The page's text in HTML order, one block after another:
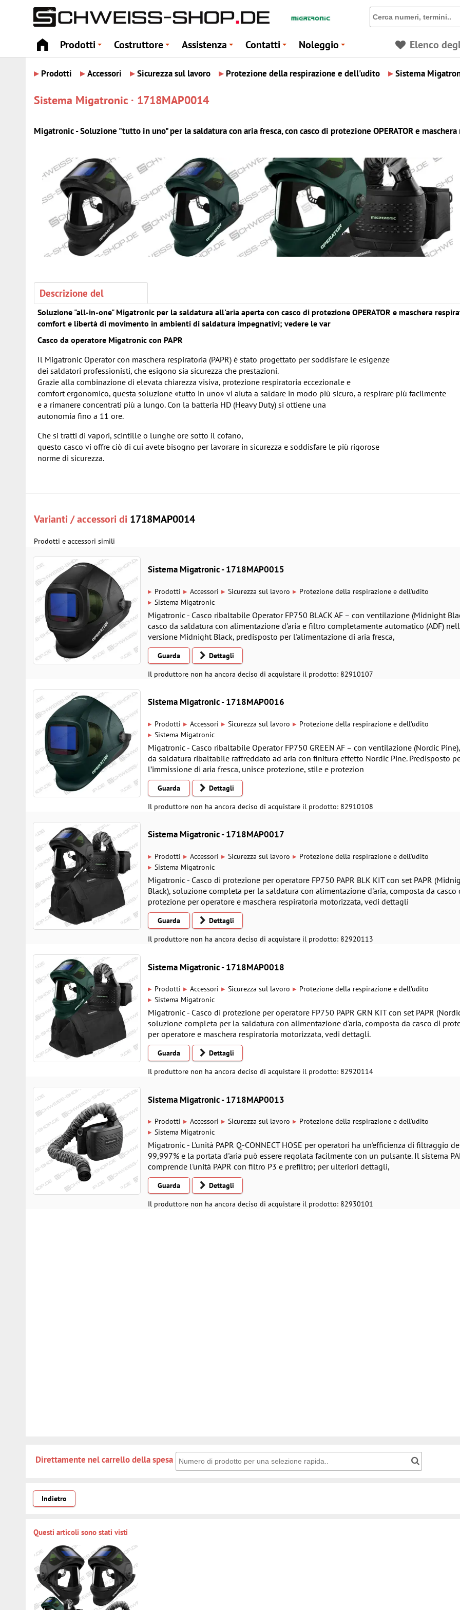
Prodotti Costruttore Assistenza Contatti Noleggio Elenco
▸ Prodotti ▸ Accessori ▸ Sicurezza sul lavoro ▸ Protezione della respirazione e dell'udito ▸ Sistema
Sistema Migatronic · 1718MAP0014
Migatronic - Soluzione "tutto in uno" per la saldatura con aria fresca, con casco di protezione OPERATOR e
Descrizione del
Soluzione "all-in-one" Migatronic per la saldatura all'aria aperta con casco di protezione OPERATOR e maschera
comfort e libertà di movimento in ambienti di saldatura impegnativi; vedere le var
Casco da operatore Migatronic con PAPR
Il Migatronic Operator con maschera respiratoria (PAPR) è stato progettato per soddisfare le esigenze
dei saldatori professionisti, che esigono sia sicurezza che prestazioni.
Grazie alla combinazione di elevata chiarezza visiva, protezione respiratoria eccezionale e
comfort ergonomico, questa soluzione «tutto in uno» vi aiuta a saldare in modo più sicuro, a respirare più facilmente
e a rimanere concentrati più a lungo. Con la batteria HD (Heavy Duty) si ottiene una
autonomia fino a 11 ore.
Che si tratti di vapori, scintille o lunghe ore sotto il cofano,
questo casco vi offre ciò di cui avete bisogno per lavorare in sicurezza e soddisfare le più rigorose
norme di sicurezza.
Varianti / accessori di 1718MAP0014
Prodotti e accessori simili
Sistema Migatronic - 1718MAP0015
▸ Prodotti ▸ Accessori ▸ Sicurezza sul lavoro ▸ Protezione della respirazione e dell'udito
▸ Sistema Migatronic
Migatronic - Casco ribaltabile Operator FP750 BLACK AF – con ventilazione (Midnight
casco da saldatura con alimentazione d'aria e filtro completamente automatico (ADF)
versione Midnight Black, predisposto per l'alimentazione di aria fresca,
Guarda
Dettagli
Il produttore non ha ancora deciso di acquistare il prodotto: 82910107
Sistema Migatronic - 1718MAP0016
▸ Prodotti ▸ Accessori ▸ Sicurezza sul lavoro ▸ Protezione della respirazione e dell'udito
▸ Sistema Migatronic
Migatronic - Casco ribaltabile Operator FP750 GREEN AF – con ventilazione (Nordic
da saldatura ribaltabile raffreddato ad aria con finitura effetto Nordic Pine. Predisposto
l’immissione di aria fresca, unisce protezione, stile e protezion
Guarda
Dettagli
Il produttore non ha ancora deciso di acquistare il prodotto: 82910108
Sistema Migatronic - 1718MAP0017
▸ Prodotti ▸ Accessori ▸ Sicurezza sul lavoro ▸ Protezione della respirazione e dell'udito
▸ Sistema Migatronic
Migatronic - Casco di protezione per operatore FP750 PAPR BLK KIT con set PAPR
Black), soluzione completa per la saldatura con alimentazione d'aria, composta da casco
protezione per operatore e maschera respiratoria motorizzata, vedi dettagli
Guarda
Dettagli
Il produttore non ha ancora deciso di acquistare il prodotto: 82920113
Sistema Migatronic - 1718MAP0018
▸ Prodotti ▸ Accessori ▸ Sicurezza sul lavoro ▸ Protezione della respirazione e dell'udito
▸ Sistema Migatronic
Migatronic - Casco di protezione per operatore FP750 PAPR GRN KIT con set PAPR
soluzione completa per la saldatura con alimentazione d'aria, composta da casco di
per operatore e maschera respiratoria motorizzata, vedi dettagli.
Guarda
Dettagli
Il produttore non ha ancora deciso di acquistare il prodotto: 82920114
Sistema Migatronic - 1718MAP0013
▸ Prodotti ▸ Accessori ▸ Sicurezza sul lavoro ▸ Protezione della respirazione e dell'udito
▸ Sistema Migatronic
Migatronic - L'unità PAPR Q-CONNECT HOSE per operatori ha un'efficienza di filtraggio
99,997% e la portata d'aria può essere regolata facilmente con un pulsante. Il sistema
comprende l'unità PAPR con filtro P3 e prefiltro; per ulteriori dettagli,
Guarda
Dettagli
Il produttore non ha ancora deciso di acquistare il prodotto: 82930101
Direttamente nel carrello della spesa Direttamente nel carrello della spesa: Numero di prodotto per una selezione rapida..
Indietro
Questi articoli sono stati visti